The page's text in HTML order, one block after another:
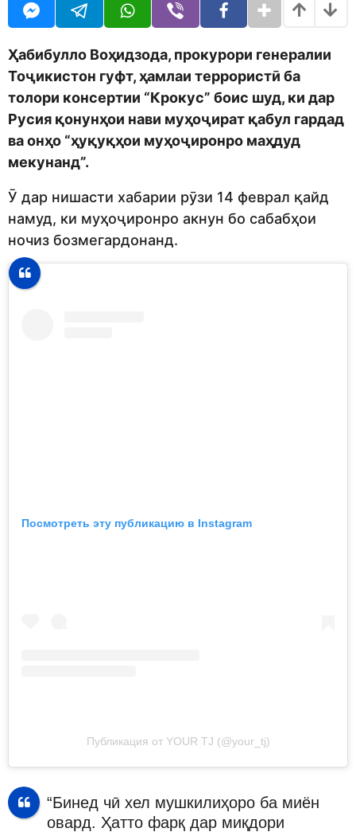
d
o
o
Ҳабибулло Воҳидзода, прокурори генералии
Тоҷикистон гуфт, ҳамлаи террористӣ ба
толори консертии “Крокус” боис шуд, ки дар
Русия қонунҳои нави муҳоҷират қабул гардад
ва онҳо “ҳуқуқҳои муҳоҷиронро маҳдуд
мекунанд”.
Ӯ дар нишасти хабарии рӯзи 14 феврал қайд
намуд, ки муҳоҷиронро акнун бо сабабҳои
ночиз бозмегардонанд.
Посмотреть эту публикацию в Instagram
Публикация от YOUR TJ (@your_tj)
“Бинед чӣ хел мушкилиҳоро ба миён
овард. Ҳатто фарқ дар миқдори